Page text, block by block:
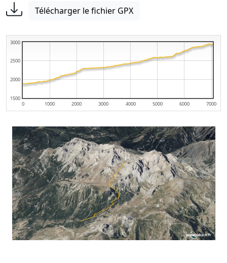
Télécharger le fichier GPX
0 1000 2000 3000 4000 5000 6000 7000
1500
2000
2500
3000